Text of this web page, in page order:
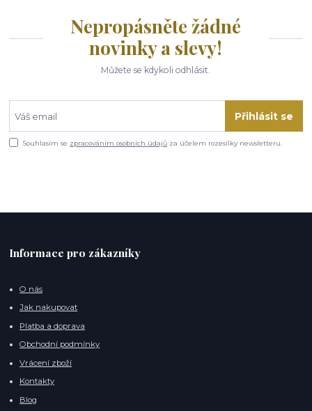
Nepropásněte žádné
novinky a slevy!
Můžete se kdykoli odhlásit.
Přihlásit se
Souhlasím se zpracováním osobních údajů za účelem rozesílky newsletteru.
Informace pro zákazníky
O nás
Jak nakupovat
Platba a doprava
Obchodní podmínky
Vrácení zboží
Kontakty
Blog